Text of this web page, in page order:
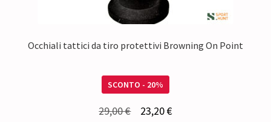
Occhiali tattici da tiro protettivi Browning On Point
SCONTO - 20%
29,00€ 23,20€Il